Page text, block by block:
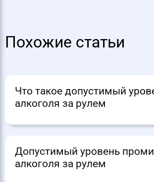
Похожие статьи
Что такое допустимый
алкоголя за рулем
Допустимый уровень
алкоголя за рулем